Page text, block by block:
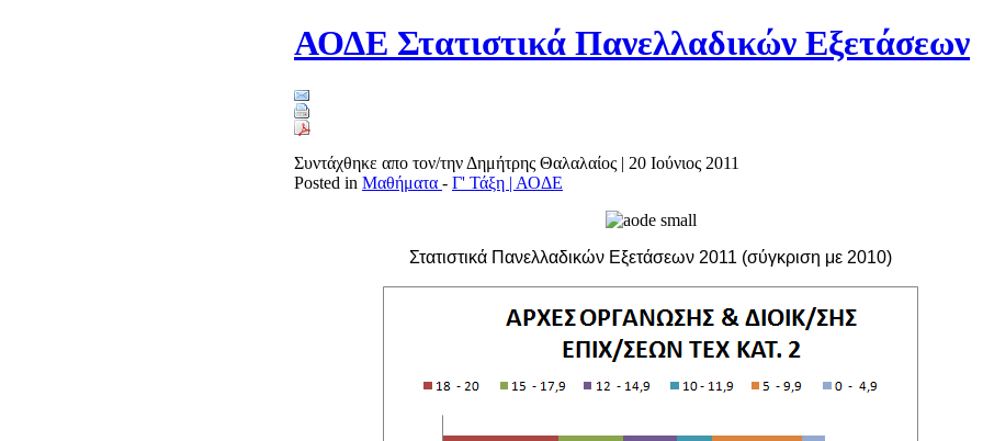
ΑΟΔΕ Στατιστικά Πανελλαδικών Εξετάσεων
Συντάχθηκε απο τον/την Δημήτρης Θαλαλαίος | 20 Ιούνιος 2011
Posted in Μαθήματα - Γ' Τάξη | ΑΟΔΕ
Στατιστικά Πανελλαδικών Εξετάσεων 2011 (σύγκριση με 2010)